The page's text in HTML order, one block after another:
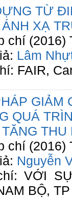
TỪ
XẠ
chí (2016)
Lâm
FAIR,
GIẢM
QUÁ
chí (2016)
Nguyễn
VỚI
BỘ,